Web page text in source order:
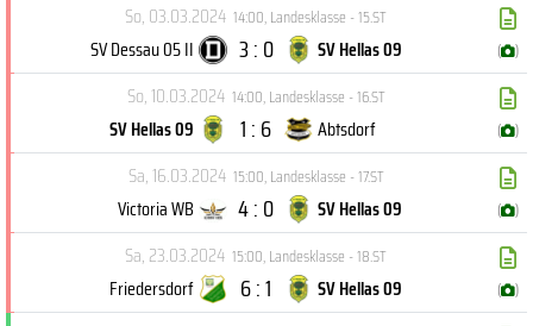
So, 03.03.2024 14:00,Landesklasse - 15.ST
SV Dessau 05 II 3 : 0 SV Hellas 09 ( )
So, 10.03.2024 14:00,Landesklasse - 16.ST
SV Hellas 09 1 : 6 Abtsdorf ( )
Sa, 16.03.2024 15:00,Landesklasse - 17.ST
Victoria WB 4 : 0 SV Hellas 09 ( )
Sa, 23.03.2024 15:00,Landesklasse - 18.ST
Friedersdorf 6 : 1 SV Hellas 09 ( )